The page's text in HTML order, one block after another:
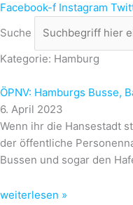
Facebook-f Instagram
Suche
Kategorie: Hamburg
ÖPNV: Hamburgs Busse,
6. April 2023
Wenn ihr die Hansestadt
der öffentliche
Bussen und sogar den
weiterlesen »